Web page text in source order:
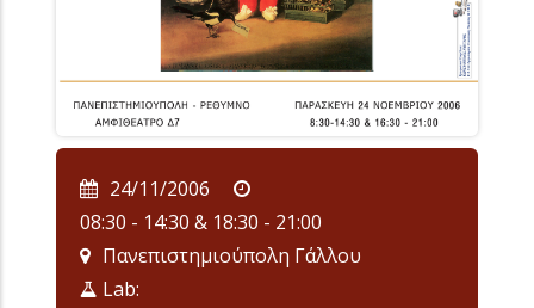
24/11/2006
08:30 - 14:30 & 18:30 - 21:00
Πανεπιστημιούπολη Γάλλου
Lab: